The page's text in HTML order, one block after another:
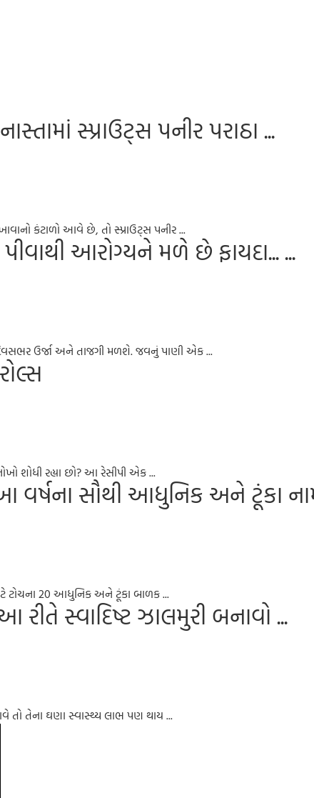
સ્પ્રાઉટ્સ પનીર પરાઠા ...
કંટાળો આવે છે, તો સ્પ્રાઉટ્સ પનીર ...
આરોગ્યને મળે છે ફાયદા... ...
ઉર્જા અને તાજગી મળશે. જવનું પાણી એક ...
શોધી રહ્યા છો? આ રેસીપી એક ...
વર્ષના સૌથી આધુનિક અને ટૂંકા
ટોચના 20 આધુનિક અને ટૂંકા બાળક ...
રીતે સ્વાદિષ્ટ ઝાલમુરી બનાવો ...
તો તેના ઘણા સ્વાસ્થ્ય લાભ પણ થાય ...